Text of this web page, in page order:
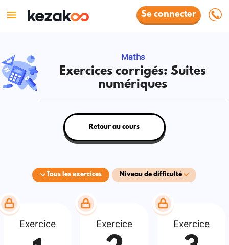
Se connecter
Maths
Exercices corrigés: Suites
numériques
Tous les exercices Niveau de difficulté
Retour au cours
Exercice Exercice Exercice